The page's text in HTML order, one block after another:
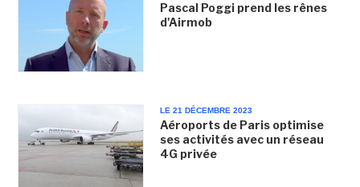
Pascal Poggi prend les rênes
d'Airmob
LE 21 DÉCEMBRE 2023
Aéroports de Paris optimise
ses activités avec un réseau
4G privée